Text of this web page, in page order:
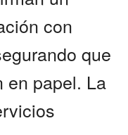
con
que
en papel. La